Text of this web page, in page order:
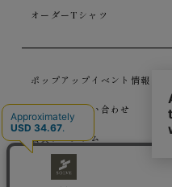
オーダーTシャツ
ポップアップイベント情報
よくあるお問い合わせ
会員プログラム